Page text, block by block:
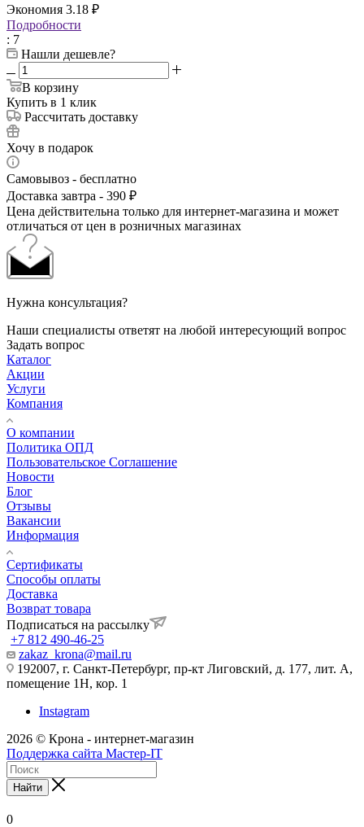
Экономия 3.18 ₽
Подробности
: 7
Нашли дешевле?
В корзину
Купить в 1 клик
Рассчитать доставку
Хочу в подарок
Самовывоз - бесплатно
Доставка завтра - 390 ₽
Цена действительна только для интернет-магазина и может
отличаться от цен в розничных магазинах
Нужна консультация?
Наши специалисты ответят на любой интересующий вопрос
Задать вопрос
Каталог
Акции
Услуги
Компания
О компании
Политика ОПД
Пользовательское Соглашение
Новости
Блог
Отзывы
Вакансии
Информация
Сертификаты
Способы оплаты
Доставка
Возврат товара
Подписаться на рассылку
+7 812 490-46-25
zakaz_krona@mail.ru
192007, г. Санкт-Петербург, пр-кт Лиговский, д. 177, лит. А,
помещение 1Н, кор. 1
Instagram
2026 © Крона - интернет-магазин
Поддержка сайта Мастер-IT
Найти
0